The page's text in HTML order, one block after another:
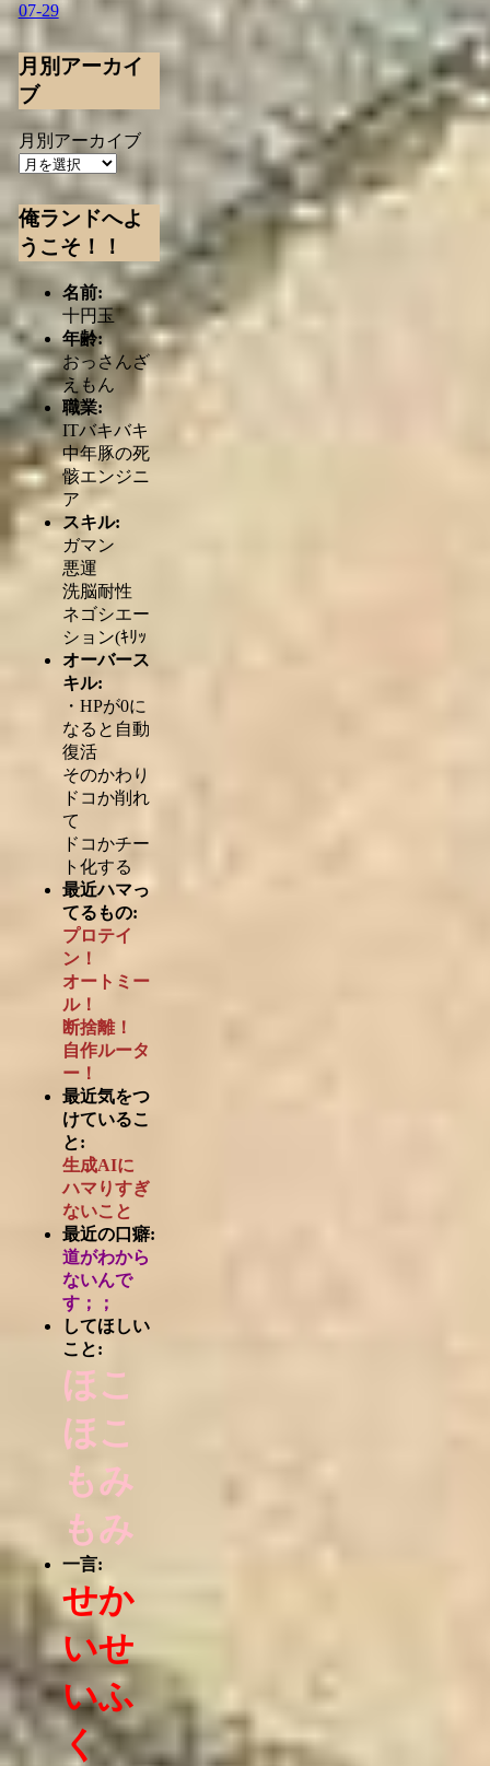
07-29
月別アーカイ
ブ
月別アーカイブ
俺ランドへよ
うこそ！！
名前:
十円玉
年齢:
おっさんざ
えもん
職業:
ITバキバキ
中年豚の死
骸エンジニ
ア
スキル:
ガマン
悪運
洗脳耐性
ネゴシエー
ション(ｷﾘｯ
オーバース
キル:
・HPが0に
なると自動
復活
そのかわり
ドコか削れ
て
ドコかチー
ト化する
最近ハマっ
てるもの:
プロテイ
ン！
オートミー
ル！
断捨離！
自作ルータ
ー！
最近気をつ
けているこ
と:
生成AIに
ハマりすぎ
ないこと
最近の口癖:
道がわから
ないんで
す；；
してほしい
こと:
ほこ
ほこ
もみ
もみ
一言:
せか
いせ
いふ
く